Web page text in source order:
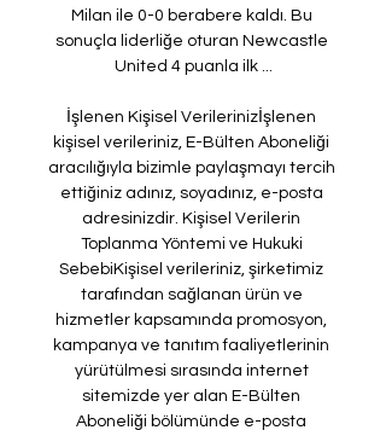
Milan ile 0-0 berabere kaldı. Bu
sonuçla liderliğe oturan Newcastle
United 4 puanla ilk ...
İşlenen Kişisel Verilerinizİşlenen
kişisel verileriniz, E-Bülten Aboneliği
aracılığıyla bizimle paylaşmayı tercih
ettiğiniz adınız, soyadınız, e-posta
adresinizdir. Kişisel Verilerin
Toplanma Yöntemi ve Hukuki
SebebiKişisel verileriniz, şirketimiz
tarafından sağlanan ürün ve
hizmetler kapsamında promosyon,
kampanya ve tanıtım faaliyetlerinin
yürütülmesi sırasında internet
sitemizde yer alan E-Bülten
Aboneliği bölümünde e-posta